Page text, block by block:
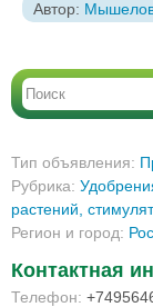
Автор:
Тип объявления:
Рубрика:
растений,
Регион и город:
Контактная
Телефон: